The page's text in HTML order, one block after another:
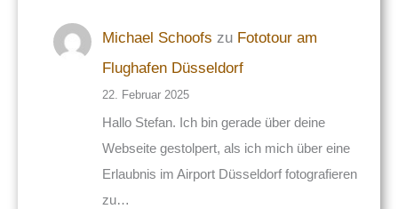
Michael Schoofs zu Fototour am
Flughafen Düsseldorf
22. Februar 2025
Hallo Stefan. Ich bin gerade über deine
Webseite gestolpert, als ich mich über eine
Erlaubnis im Airport Düsseldorf fotografieren
zu…